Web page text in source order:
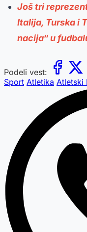
Još tri
Italija, Turska i
nacija“ u
Podeli vest:
Sport Atletika Atletski